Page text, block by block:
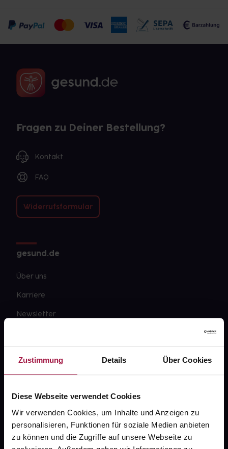
Zustimmung Details Über Cookies
Diese Webseite verwendet Cookies
Wir verwenden Cookies, um Inhalte und Anzeigen zu
personalisieren, Funktionen für soziale Medien anbieten
zu können und die Zugriffe auf unsere Webseite zu
Fragen zu Deiner Bestellung?
Kontakt
FAQ
Widerrufsformular
gesund.de
Über uns
Karriere
Newsletter
Datenschutz
AGB
Impressum